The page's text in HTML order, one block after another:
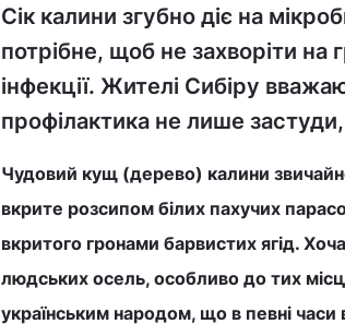
Сік калини згубно діє на
потрібне, щоб не захворіти на
інфекції. Жителі Сибіру
профілактика не лише
Чудовий кущ (дерево) калини
вкрите розсипом білих пахучих
вкритого гронами барвистих ягід.
людських осель, особливо до тих
українським народом, що в певні